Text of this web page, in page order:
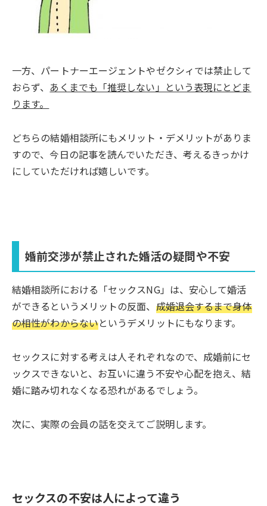
一方、パートナーエージェントやゼクシィでは禁止して
おらず、 あくまでも「推奨しない」という表現にとどま
ります。
どちらの結婚相談所にもメリット・デメリットがありま
すので、今日の記事を読んでいただき、考えるきっかけ
にしていただければ嬉しいです。
婚前交渉が禁止された婚活の疑問や不安
結婚相談所における「セックスNG」は、安心して婚活
ができるというメリットの反面、 成婚退会するまで身体
の相性がわからないというデメリットにもなります。
セックスに対する考えは人それぞれなので、成婚前にセ
ックスできないと、お互いに違う不安や心配を抱え、結
婚に踏み切れなくなる恐れがあるでしょう。
次に、実際の会員の話を交えてご説明します。
セックスの不安は人によって違う